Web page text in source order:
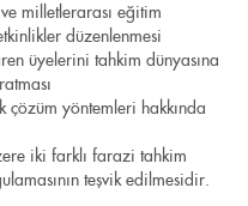
milletlerarası eğitim
düzenlenmesi
üyelerini tahkim dünyasına
çözüm yöntemleri hakkında
iki farklı farazi tahkim
teşvik edilmesidir.